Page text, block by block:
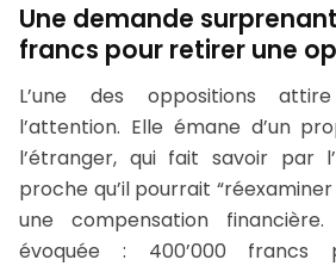
Une demande
francs pour retirer une
L’une des oppositions
l’attention. Elle émane d’un
l’étranger, qui fait savoir par
proche qu’il pourrait
une compensation
évoquée : 400’000 francs